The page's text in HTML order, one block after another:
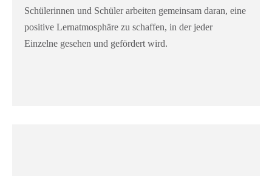
Schülerinnen und Schüler arbeiten gemeinsam daran, eine
positive Lernatmosphäre zu schaffen, in der jeder
Einzelne gesehen und gefördert wird.